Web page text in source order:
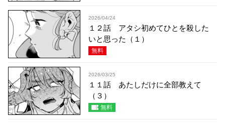
2026/04/24
１２話 アタシ初めてひとを殺した
いと思った（１）
無料
2026/03/25
１１話 あたしだけに全部教えて
（３）
無料